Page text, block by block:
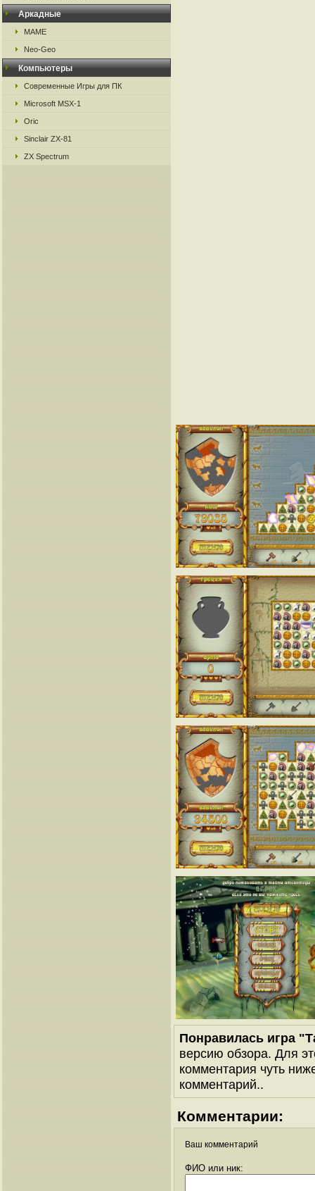
Аркадные
MAME
Neo-Geo
Компьютеры
Современные Игры для ПК
Microsoft MSX-1
Oric
Sinclair ZX-81
ZX Spectrum
Понравилась игра
версию обзора. Для
комментария чуть
комментарий..
Комментарии:
Ваш комментарий
ФИО или ник: